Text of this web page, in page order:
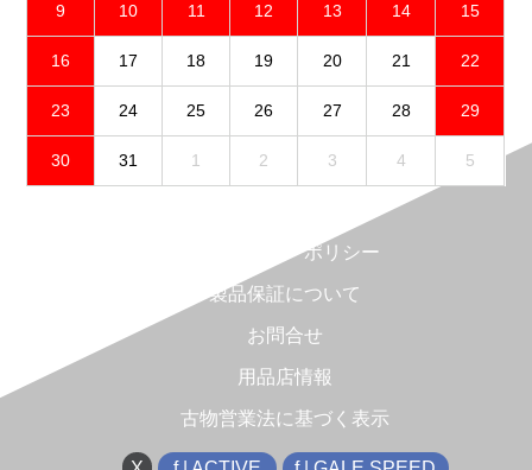
9 10 11 12 13 14 15
16 17 18 19 20 21 22
23 24 25 26 27 28 29
30 31 1 2 3 4 5
プライバシーポリシー
製品保証について
お問合せ
用品店情報
古物営業法に基づく表示